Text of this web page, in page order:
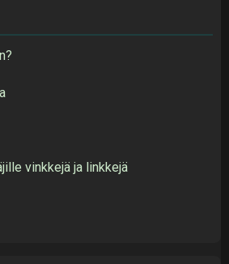
vinkkejä ja linkkejä